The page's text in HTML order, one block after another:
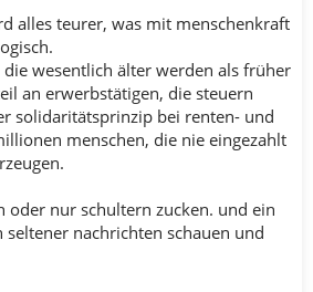
alles teurer, was mit menschenkraft
wesentlich älter werden als früher
an erwerbstätigen, die steuern
solidaritätsprinzip bei renten- und
menschen, die nie eingezahlt
oder nur schultern zucken. und ein
nachrichten schauen und